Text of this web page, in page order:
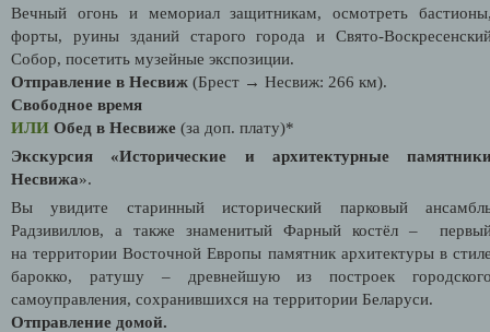
Вечный огонь и мемориал защитникам, осмотреть
форты, руины зданий старого города и Свято-
Собор, посетить музейные экспозиции.
Отправление в Несвиж (Брест → Несвиж: 266 км).
Свободное время
ИЛИ Обед в Несвиже (за доп. плату)*
Экскурсия «Исторические и архитектурные
Несвижа».
Вы увидите старинный исторический парковый
Радзивиллов, а также знаменитый Фарный костёл –
на территории Восточной Европы памятник архитектуры в
барокко, ратушу – древнейшую из построек
самоуправления, сохранившихся на территории Беларуси.
Отправление домой.